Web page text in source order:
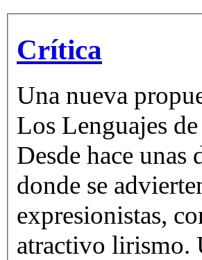
Crítica
Una nueva
Los Lenguajes
Desde hace unas
donde se
expresionistas,
atractivo lirismo.